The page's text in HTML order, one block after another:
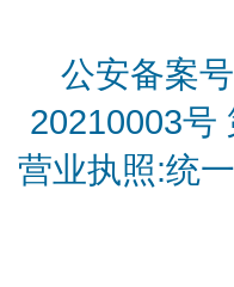
公安备案
20210003号
营业执照:统